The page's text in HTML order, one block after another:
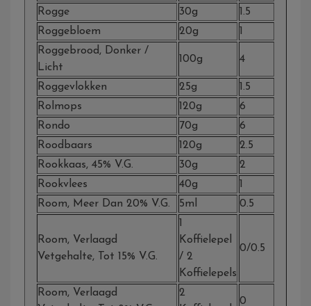
Rogge
30g
1.5
Roggebloem
20g
1
Roggebrood, Donker /
Licht
100g 4
Roggevlokken 25g
1.5
Rolmops
120g
6
Rondo
70g
6
Roodbaars
120g
2.5
Rookkaas, 45% V.g.
30g
2
Rookvlees
40g
1
Room, Meer Dan 20% V.g.
5ml 0.5
Room, Verlaagd
Vetgehalte, Tot 15% V.g.
1
Koffielepel
/ 2
Koffielepels
0/0.5
Room, Verlaagd
2
0